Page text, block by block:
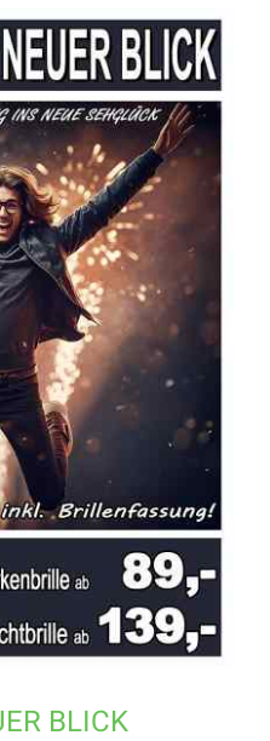
BLICK